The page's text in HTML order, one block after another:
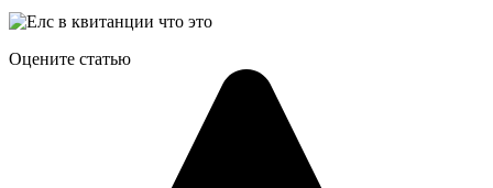
Оцените статью